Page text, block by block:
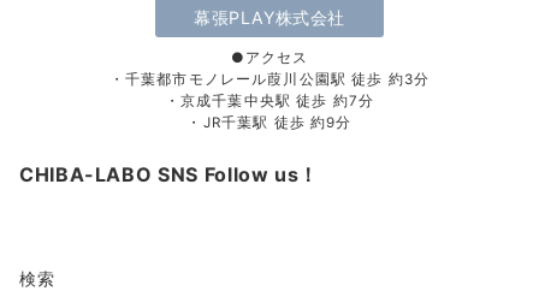
幕張PLAY株式会社
●アクセス
・千葉都市モノレール葭川公園駅 徒歩 約3分
・京成千葉中央駅 徒歩 約7分
・JR千葉駅 徒歩 約9分
CHIBA-LABO SNS Follow us！
検索